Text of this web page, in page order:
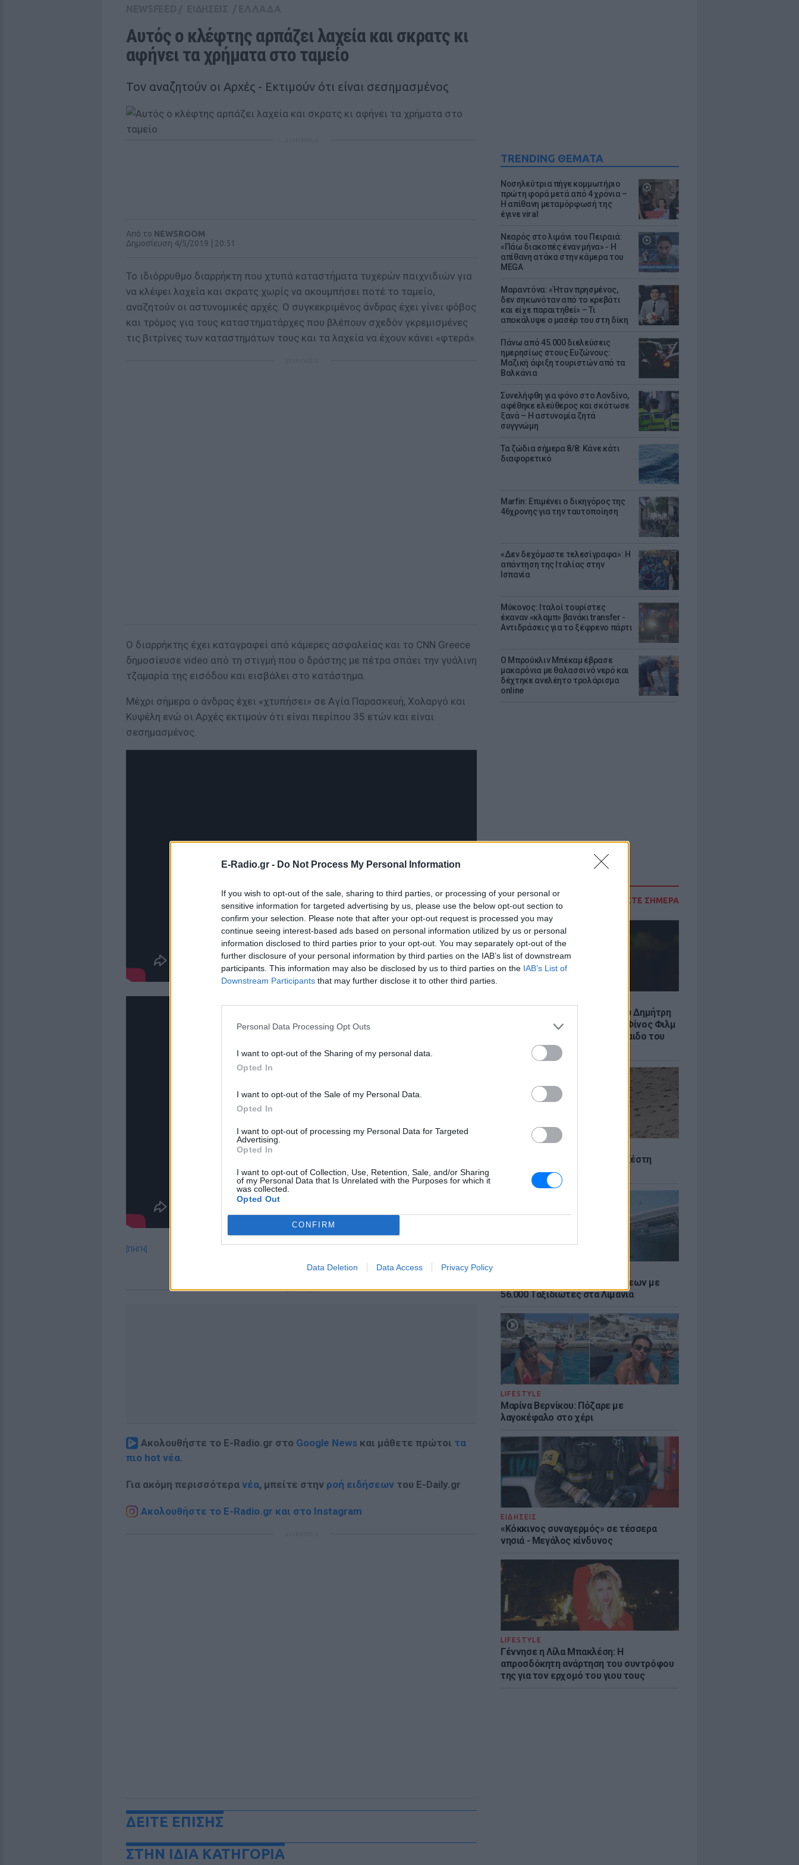
E-Radio.gr - Do Not Process My Personal Information
If you wish to opt-out of the sale, sharing to third parties, or processing of your personal or
sensitive information for targeted advertising by us, please use the below opt-out section to
confirm your selection. Please note that after your opt-out request is processed you may
continue seeing interest-based ads based on personal information utilized by us or personal
information disclosed to third parties prior to your opt-out. You may separately opt-out of the
further disclosure of your personal information by third parties on the IAB’s list of downstream
participants. This information may also be disclosed by us to third parties on the IAB’s List of
Downstream Participants that may further disclose it to other third parties.
Personal Data Processing Opt Outs
I want to opt-out of the Sharing of my personal data.
Opted In
I want to opt-out of the Sale of my Personal Data.
Opted In
I want to opt-out of processing my Personal Data for Targeted
Advertising.
Opted In
I want to opt-out of Collection, Use, Retention, Sale, and/or Sharing
of my Personal Data that Is Unrelated with the Purposes for which it
was collected.
Opted Out
CONFIRM
Data Deletion Data Access Privacy Policy
TRENDING ΘΕΜΑΤΑ
Νοσηλεύτρια πήγε κομμωτήριο
πρώτη φορά μετά από 4 χρόνια –
Η απίθανη μεταμόρφωσή της
έγινε viral
Νεαρός στο λιμάνι του Πειραιά:
«Πάω διακοπές έναν μήνα» - Η
απίθανη ατάκα στην κάμερα του
MEGA
Μαραντόνα: «Ήταν πρησμένος,
δεν σηκωνόταν από το κρεβάτι
και είχε παραιτηθεί» – Τι
αποκάλυψε ο μασέρ του στη δίκη
Πάνω από 45.000 διελεύσεις
ημερησίως στους Ευζώνους:
Μαζική άφιξη τουριστών από τα
Βαλκάνια
Συνελήφθη για φόνο στο Λονδίνο,
αφέθηκε ελεύθερος και σκότωσε
ξανά – Η αστυνομία ζητά
συγγνώμη
Τα ζώδια σήμερα 8/8: Κάνε κάτι
διαφορετικό
Marfin: Επιμένει ο δικηγόρος της
46χρονης για την ταυτοποίηση
«Δεν δεχόμαστε τελεσίγραφα»: Η
απάντηση της Ιταλίας στην
Ισπανία
Μύκονος: Ιταλοί τουρίστες
έκαναν «κλαμπ» βανάκι transfer -
Αντιδράσεις για το ξέφρενο πάρτι
Ο Μπρούκλιν Μπέκαμ έβρασε
μακαρόνια με θαλασσινό νερό και
δέχτηκε ανελέητο τρολάρισμα
online
ΔΙΑΒΑΣΤΕ ΣΗΜΕΡΑ
22 χρόνια από τον θάνατο του Δημήτρη
Παπαμιχαήλ: Η ανάρτηση της Φίνος Φιλμ
για το «γοητευτικό λεβεντόπαιδο του
ελληνικού σινεμά»
Καιρός: Πού θα «χτυπήσει» η ζέστη
Αύγουστος: Ρεκόρ Αναχωρήσεων με
56.000 Ταξιδιώτες στα Λιμάνια
LIFESTYLE
Μαρίνα Βερνίκου: Πόζαρε με
λαγοκέφαλο στο χέρι
ΕΙΔΗΣΕΙΣ
«Κόκκινος συναγερμός» σε τέσσερα
νησιά - Μεγάλος κίνδυνος
LIFESTYLE
Γέννησε η Λίλα Μπακλέση: Η
απροσδόκητη ανάρτηση του συντρόφου
της για τον ερχομό του γιου τους
Αυτός ο κλέφτης αρπάζει λαχεία και σκρατς κι
αφήνει τα χρήματα στο ταμείο
Τον αναζητούν οι Αρχές - Εκτιμούν ότι είναι σεσημασμένος
Από το NEWSROOM
Δημοσίευση 4/5/2019 | 20:51
Το ιδιόρρυθμο διαρρήκτη που χτυπά καταστήματα τυχερών παιχνιδιών για
να κλέψει λαχεία και σκρατς χωρίς να ακουμπήσει ποτέ το ταμείο,
αναζητούν οι αστυνομικές αρχές. Ο συγκεκριμένος άνδρας έχει γίνει φόβος
και τρόμος για τους καταστηματάρχες που βλέπουν σχεδόν γκρεμισμένες
τις βιτρίνες των καταστημάτων τους και τα λαχεία να έχουν κάνει «φτερά».
Ο διαρρήκτης έχει καταγραφεί από κάμερες ασφαλείας και το CNN Greece
δημοσίευσε video από τη στιγμή που ο δράστης με πέτρα σπάει την γυάλινη
τζαμαρία της εισόδου και εισβάλει στο κατάστημα.
Μέχρι σήμερα ο άνδρας έχει «χτυπήσει» σε Αγία Παρασκευή, Χολαργό και
Κυψέλη ενώ οι Αρχές εκτιμούν ότι είναι περίπου 35 ετών και είναι
σεσημασμένος.
[ΠΗΓΗ]
ΔΙΑΦΗΜΙΣΗ
Ακολουθήστε το E-Radio.gr στο Google News και μάθετε πρώτοι τα
πιο hot νέα.
Για ακόμη περισσότερα νέα, μπείτε στην ροή ειδήσεων του E-Daily.gr
Ακολουθήστε το E-Radio.gr και στο Instagram
ΔΕΙΤΕ ΕΠΙΣΗΣ
ΣΤΗΝ ΙΔΙΑ ΚΑΤΗΓΟΡΙΑ